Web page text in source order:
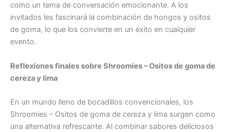
como un tema de conversación emocionante. A los
invitados les fascinará la combinación de hongos y ositos
de goma, lo que los convierte en un éxito en cualquier
evento.
Reflexiones finales sobre Shroomies – Ositos de goma de
cereza y lima
En un mundo lleno de bocadillos convencionales, los
Shroomies – Ositos de goma de cereza y lima surgen como
una alternativa refrescante. Al combinar sabores deliciosos